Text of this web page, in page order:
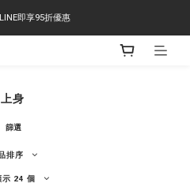
即享95折優惠
即享95折優惠
惠 單件390 兩件750 三件1000 十件3000
上身
篩選
排序
示 24 個